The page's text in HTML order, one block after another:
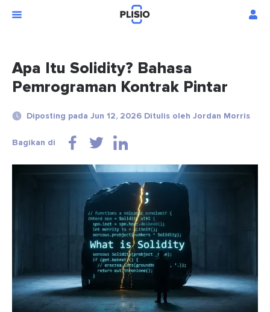
Apa Itu Solidity? Bahasa
Pemrograman Kontrak Pintar
Diposting pada Jun 12, 2026 Ditulis oleh Jordan Morris
Bagikan di